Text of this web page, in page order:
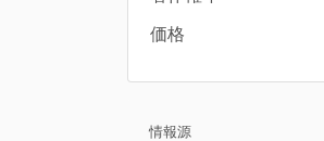
価格
情報源